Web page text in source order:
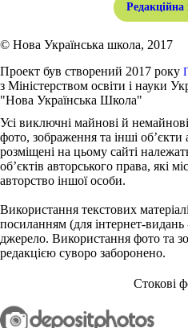
Редакційна
© Нова Українська школа, 2017
Проект був створений 2017 року
з Міністерством освіти і науки
"Нова Українська Школа"
Усі виключні майнові й
фото, зображення та інші
розміщені на цьому сайті
об’єктів авторського права, які
авторство іншої особи.
Використання текстових
посиланням (для інтернет-
джерело. Використання фото та
редакцією суворо заборонено.
Стокові